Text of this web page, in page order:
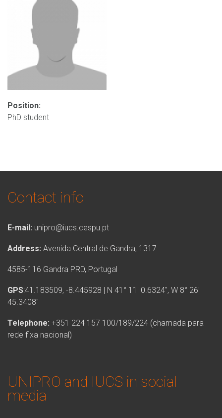
Position:
PhD student
Contact info
E-mail: unipro@iucs.cespu.pt
Address: Avenida Central de Gandra, 1317
4585-116 Gandra PRD, Portugal
GPS:41.183509, -8.445928 | N 41° 11′ 0.6324″, W 8° 26′
45.3408″
Telephone: +351 224 157 100/189/224 (chamada para
rede fixa nacional)
UNIPRO and IUCS in social
media